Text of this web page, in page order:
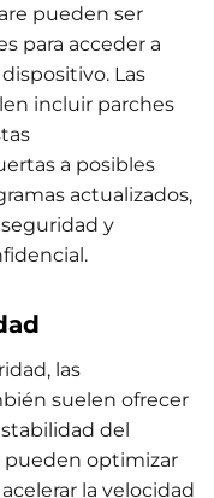
pueden ser
para acceder a
Las
incluir parches
a posibles
actualizados,
y
las
suelen ofrecer
del
pueden optimizar
la velocidad